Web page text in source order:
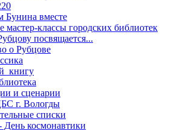
Бунина вместе
мастер-классы городских библиотек
посвящается...
о Рубцове
и сценарии
г. Вологды
списки
День космонавтики